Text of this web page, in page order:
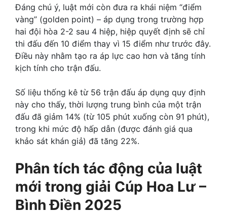
Đáng chú ý, luật mới còn đưa ra khái niệm “điểm
vàng” (golden point) – áp dụng trong trường hợp
hai đội hòa 2-2 sau 4 hiệp, hiệp quyết định sẽ chỉ
thi đấu đến 10 điểm thay vì 15 điểm như trước đây.
Điều này nhằm tạo ra áp lực cao hơn và tăng tính
kịch tính cho trận đấu.
Số liệu thống kê từ 56 trận đấu áp dụng quy định
này cho thấy, thời lượng trung bình của một trận
đấu đã giảm 14% (từ 105 phút xuống còn 91 phút),
trong khi mức độ hấp dẫn (được đánh giá qua
khảo sát khán giả) đã tăng 22%.
Phân tích tác động của luật
mới trong giải Cúp Hoa Lư –
Bình Điền 2025